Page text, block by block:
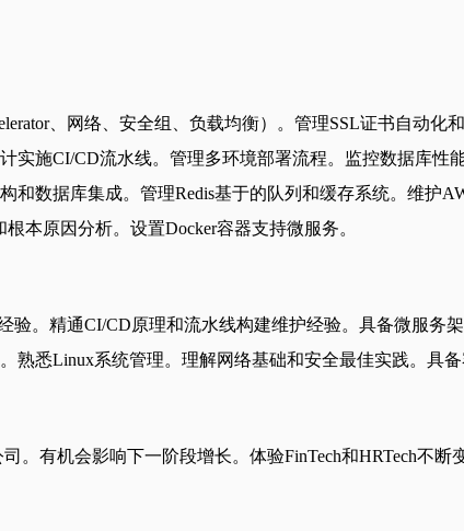
、网络、安全组、负载均衡）。管理SSL证书自动
实施CI/CD流水线。管理多环境部署流程。监控数据库
数据库集成。管理Redis基于的队列和缓存系统。维护
本原因分析。设置Docker容器支持微服务。
验。精通CI/CD原理和流水线构建维护经验。具备微服
悉Linux系统管理。理解网络基础和安全最佳实践。具
。有机会影响下一阶段增长。体验FinTech和HRTech不